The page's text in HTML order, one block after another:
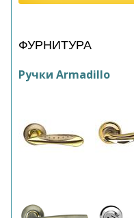
ФУРНИТУРА
Ручки Armadillo